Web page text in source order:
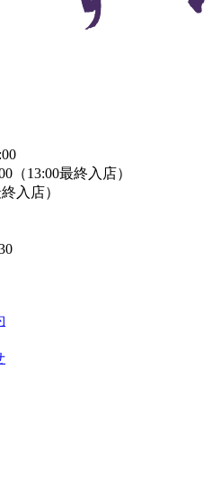
（13:00最終入店）
入店）